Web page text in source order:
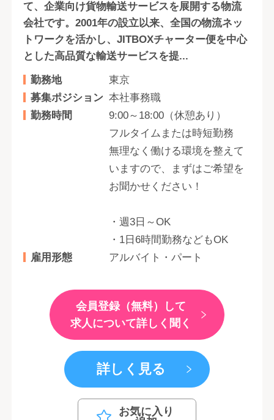
て、企業向け貨物輸送サービスを展開する物流
会社です。2001年の設立以来、全国の物流ネッ
トワークを活かし、JITBOXチャーター便を中心
とした高品質な輸送サービスを提...
勤務地
東京
募集ポジション 本社事務職
勤務時間
9:00～18:00（休憩あり）
フルタイムまたは時短勤務
無理なく働ける環境を整えて
いますので、まずはご希望を
お聞かせください！
・週3日～OK
・1日6時間勤務などもOK
雇用形態
アルバイト・パート
会員登録（無料）して
求人について詳しく聞く
詳しく見る
お気に入り